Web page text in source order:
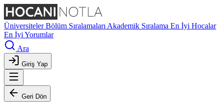
ÜniversitelerBölüm Sıralamaları Akademik Sıralama En İyi Hocalar
En İyi Yorumlar
Ara
Giriş Yap
Geri Dön